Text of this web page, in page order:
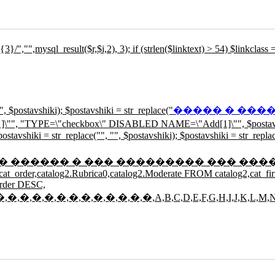
3); if (strlen($linktext) > 54) $linkclass =
", $postavshiki); $postavshiki = str_replace("����� �
"TYPE=\"checkbox\" DISABLED NAME=\"Add[1]\"",
= str_replace("", "", $postavshiki); $postavshiki =
{ // ���� ������ ������ � ��� ��������� ���
FROM
DESC,